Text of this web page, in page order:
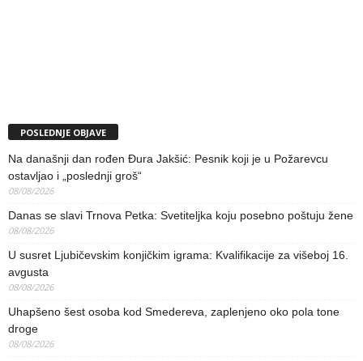
POSLEDNJE OBJAVE
Na današnji dan rođen Đura Jakšić: Pesnik koji je u Požarevcu
ostavljao i „poslednji groš“
08/08/2026
Danas se slavi Trnova Petka: Svetiteljka koju posebno poštuju žene
08/08/2026
U susret Ljubičevskim konjičkim igrama: Kvalifikacije za višeboj 16.
avgusta
08/08/2026
Uhapšeno šest osoba kod Smedereva, zaplenjeno oko pola tone
droge
08/08/2026